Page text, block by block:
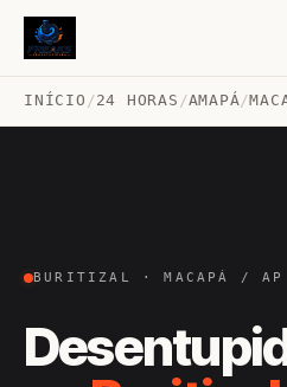
INÍCIO /24 HORAS /AMAPÁ/
BURITIZAL · MACAPÁ /